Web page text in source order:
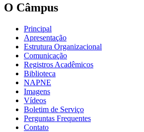
O Câmpus
Principal
Apresentação
Estrutura Organizacional
Comunicação
Registros Acadêmicos
Biblioteca
NAPNE
Imagens
Vídeos
Boletim de Serviço
Perguntas Frequentes
Contato